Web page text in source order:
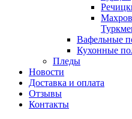
Вафельные
Кухонные
Пледы
Новости
Доставка и оплата
Отзывы
Контакты